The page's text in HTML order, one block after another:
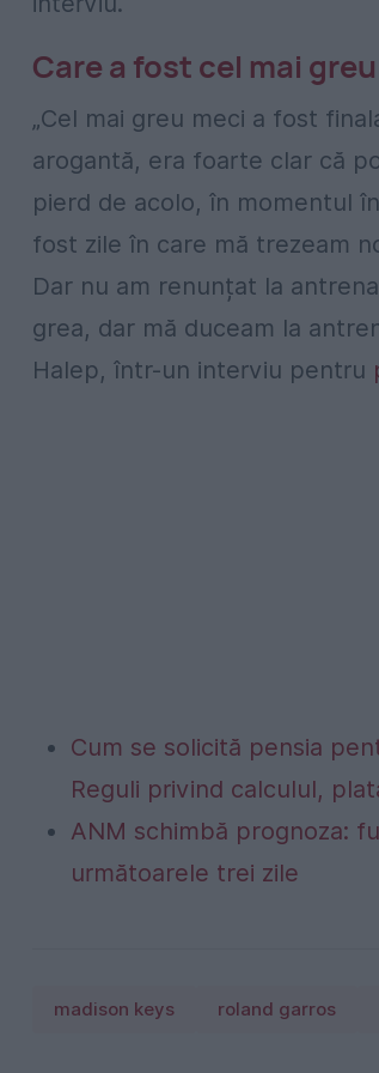
Care a fost cel mai
„Cel mai greu meci a fost
arogantă, era foarte clar că
pierd de acolo, în momentul
fost zile în care mă trezeam
Dar nu am renunțat la
grea, dar mă duceam la
Halep, într-un interviu pentru
Cum se solicită pensia
Reguli privind calculul,
ANM schimbă prognoza:
următoarele trei zile
madison keys roland garros